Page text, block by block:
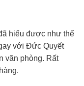
hiểu được như thế
với Đức Quyết
văn phòng. Rất